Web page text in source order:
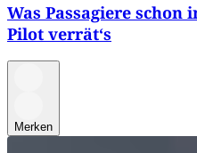
Was Passagiere schon
Pilot verrät‘s
Merken